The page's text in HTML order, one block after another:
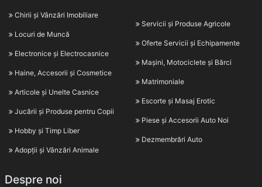
Chirii și Vânzări Imobiliare
Locuri de Muncă
Electronice și Electrocasnice
Haine, Accesorii și Cosmetice
Articole și Unelte Casnice
Jucării și Produse pentru Copii
Hobby și Timp Liber
Adopții și Vânzări Animale
Servicii și Produse Agricole
Oferte Servicii și Echipamente
Mașini, Motociclete și Bărci
Matrimoniale
Escorte și Masaj Erotic
Piese și Accesorii Auto Noi
Dezmembrări Auto
Despre noi